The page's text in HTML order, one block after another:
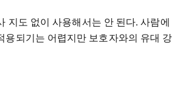
지도 없이 사용해서는 안 된다. 사람에
용되기는 어렵지만 보호자와의 유대 강